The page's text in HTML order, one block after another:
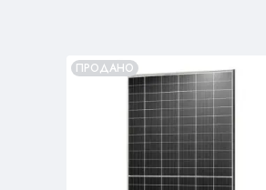
ПРОДАНО